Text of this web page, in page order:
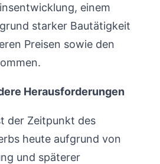
einem
starker Bautätigkeit
Preisen sowie den
Herausforderungen
der Zeitpunkt des
heute aufgrund von
und späterer